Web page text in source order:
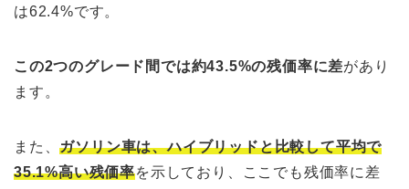
は62.4%です。
この2つのグレード間では約43.5%の残価率に差があり
ます。
また、ガソリン車は、ハイブリッドと比較して平均で
35.1%高い残価率を示しており、ここでも残価率に差